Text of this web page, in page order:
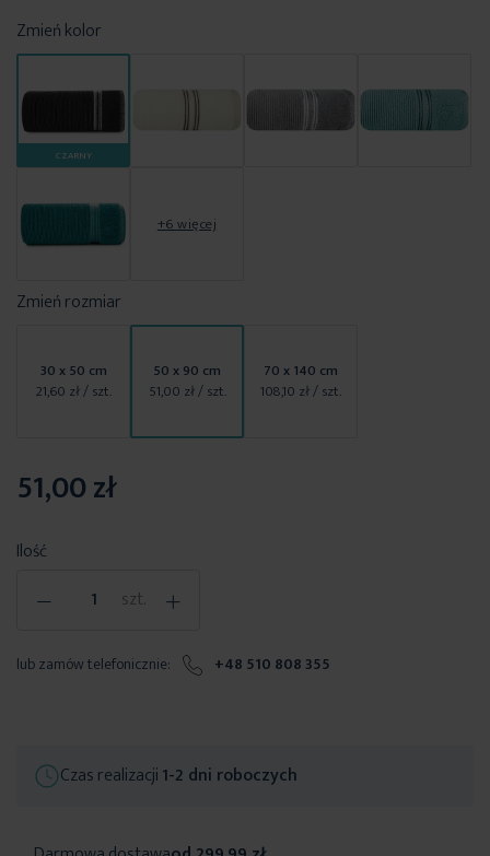
Zmień kolor
CZARNY
+6 więcej
Zmień rozmiar
30 x 50 cm
21,60 zł/ szt.
50 x 90 cm
51,00 zł/ szt.
70 x 140 cm
108,10 zł/ szt.
Ilość
- szt. +
51,00 zł
lub zamów telefonicznie: +48 510 808 355
Czas realizacji1-2 dni roboczych